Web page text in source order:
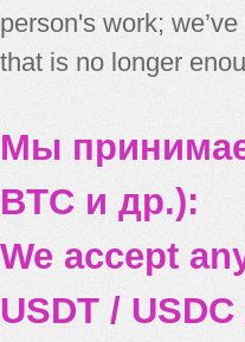
person's work;
that is no longer
Мы
BTC и др.):
We accept
USDT /